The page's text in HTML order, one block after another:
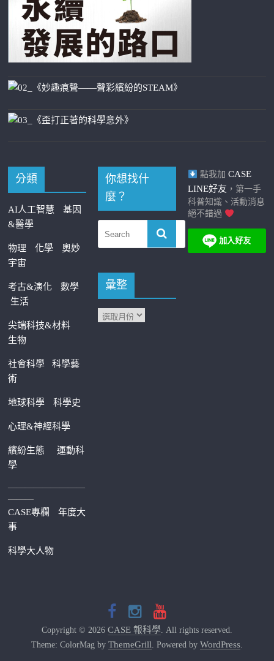
分類
AI人工智慧
基因
&醫學
物理 化學
奧妙
宇宙
考古&演化
數學
生活
尖端科技&材料
生物
社會科學科學藝
術
地球科學 科學史
心理&神經科學
繽紛生態運動科
學
—————————
———
CASE專欄
年度大
事
科學大人物
你想找什
麼？
彙整
點我加 CASE
LINE好友 ，第一手
科普知識、活動消息
絕不錯過
Copyright © 2026 CASE 報科學. All rights reserved.
Theme: ColorMag by ThemeGrill. Powered by WordPress.